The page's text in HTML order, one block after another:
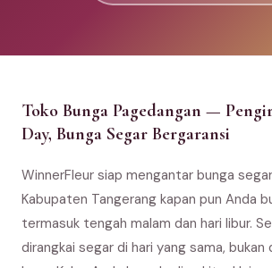
Toko Bunga Pagedangan —
Day, Bunga Segar Bergaransi
WinnerFleur siap mengantar bunga
Kabupaten Tangerang kapan pun Anda
termasuk tengah malam dan hari libur.
dirangkai segar di hari yang sama,